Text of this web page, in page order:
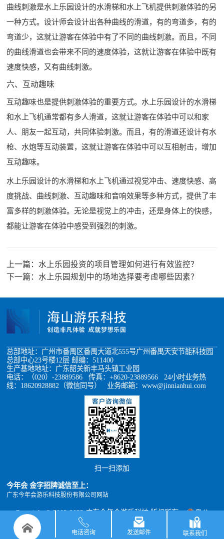
曲线刺激是水上乐园设计的水滑梯和水上飞机提供刺激体验的另
一种方式。设计师会设计出各种曲线的滑道，有的弯道多，有的
弯道少，这就让游客在体验中有了不同的曲线刺激。而且，不同
的曲线滑道也会带来不同的速度体验，这就让游客在体验中既有
速度快感，又有曲线刺激。
六、互动趣味
互动趣味也是提供刺激体验的重要方式。水上乐园设计的水滑梯
和水上飞机通常都有多人滑道，这就让游客在体验中可以和家
人、朋友一起互动，共同体验刺激。而且，有的滑道还设计有水
枪、水炮等互动装置，这就让游客在体验中可以互相射击，增加
互动趣味。
水上乐园设计的水滑梯和水上飞机通过视觉冲击、速度快感、高
度挑战、曲线刺激、互动趣味和音响效果等多种方式，提供了丰
富多样的刺激体验。无论是视觉上的冲击，还是身体上的快感，
都能让游客在体验中感受到强烈的刺激。
上一篇： 水上乐园投资的项目管理如何进行有效监控？
下一篇： 水上乐园规划中的场地选择要考虑哪些因素？
总部地址：广州市番禺区番禺大道北555号广州番禺天安节能科技园
总部中心23号楼12层 邮编：511400
生产基地地址：广东韶关新丰马头镇工业园
电话：（020）-23889586 传真：+8620-23889566 24小时业务热
线：18620928882（微信同号） 业务邮箱：www@jinnianhui.com
扫一扫添加
今年会 金字招牌诚信至上：
广东今年会游乐科技股份有限公司网站
Copyright © 2002-2022 广东今年会游乐科技 版权所有
粤公
网安备 44011302000493号
粤ICP备05012398号
xml地图
电话咨询 发送邮件 联系我们